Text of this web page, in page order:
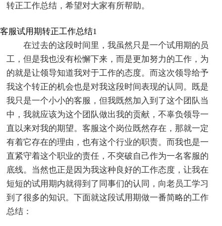
转正工作总结，希望对大家有所帮助。
客服试用期转正工作总结1
在过去的这段时间里，我虽然只是一个试用期的员
工，但是我也没有松懈下来，而是更加努力的工作，为
的就是让领导知道我对于工作的态度。而这次领导给予
我这个转正的机会也是对我这段时间表现的认同。既是
我只是一个小小的客服，但我既然加入到了这个团队当
中，我就应该为这个团队做出我的贡献，不辜负领导一
直以来对我的期望。客服这个岗位既然存在，那就一定
有着它存在的理由，也有这个行业的职责。而我也是一
直紧守着这个职业的责任，不突破自己作为一名客服的
底线。当然也正是因为我这种良好的工作态度，让我在
短短的试用期内就得到了同事们的认同，向老员工学习
到了很多的知识。下面就这段试用期做一番简略的工作
总结：